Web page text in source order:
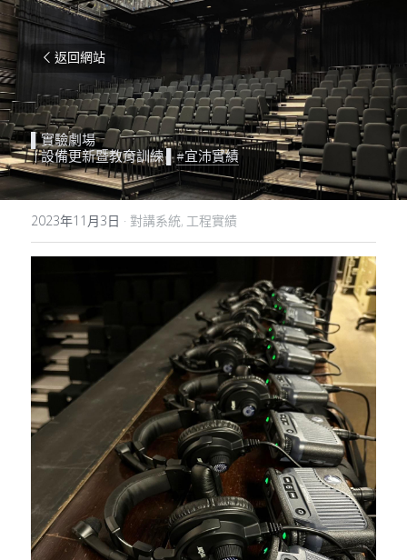
返回網站
▌實驗劇場
| 設備更新暨教育訓練 ▌#宜沛實績
2023年11月3日 · 對講系統, 工程實績